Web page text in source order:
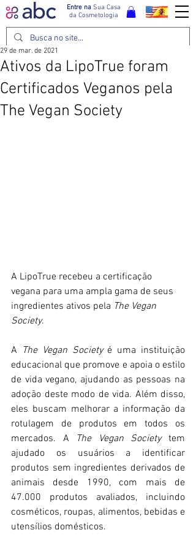
Entre naSua Casa
da Cosmetologia
Ativos da LipoTrue foram
Certificados Veganos pela
The Vegan Society
29 de mar. de 2021
A LipoTrue recebeu a certificação
vegana para uma ampla gama de seus
ingredientes ativos pela The Vegan
Society.
A The Vegan Society é uma instituição
educacional que promove e apoia o estilo
de vida vegano, ajudando as pessoas na
adoção deste modo de vida. Além disso,
eles buscam melhorar a informação da
rotulagem de produtos em todos os
mercados. A
The Vegan Society tem
ajudado os usuários a identificar
produtos sem ingredientes derivados de
animais desde 1990, com mais de
47.000 produtos avaliados, incluindo
cosméticos, roupas, alimentos, bebidas e
utensílios domésticos.